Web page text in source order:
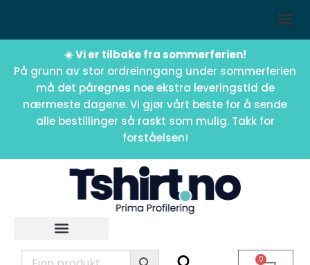
☀️ Vi er tilbake fra sommerferien!
På grunn av stor ordreinngang under sommerferien
må det påregnes noe ekstra leveringstid de
nærmeste dagene. Vi gjør vårt beste for å sende
alle bestillinger så raskt som mulig. Takk for
forståelsen!
0